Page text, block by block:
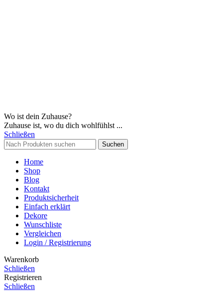
Wo ist dein Zuhause?
Zuhause ist, wo du dich wohlfühlst ...
Schließen
Suchen
Home
Shop
Blog
Kontakt
Produktsicherheit
Einfach erklärt
Dekore
Wunschliste
Vergleichen
Login / Registrierung
Warenkorb
Schließen
Registrieren
Schließen